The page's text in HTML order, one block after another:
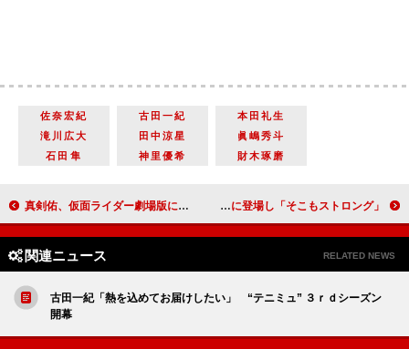
佐奈宏紀 古田一紀
本田礼生
滝川広大
田中涼星
眞嶋秀斗
石田隼
神里優希 財木琢磨
真剣佑、仮面ライダー劇場版にゲスト出演 父、千葉真一には「１週間前まで内緒」 小栗旬、ペットボトルのふた開かず苦笑 ペプシのイベントに登場し「そこもストロング」
関連ニュース RELATED NEWS
古田一紀「熱を込めてお届けしたい」 “テニミュ” ３ｒｄシーズン
開幕